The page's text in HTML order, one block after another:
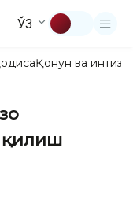
ЎЗ
Қонун ва
қилиш